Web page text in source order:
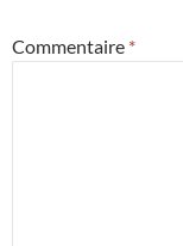
Commentaire *